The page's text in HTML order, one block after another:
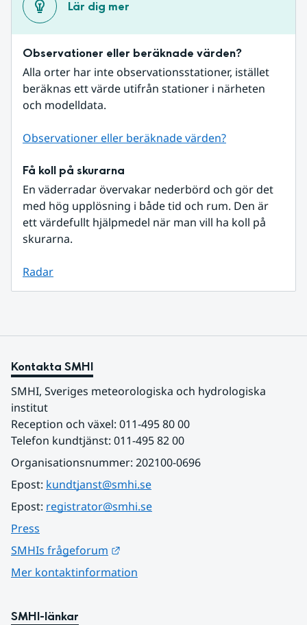
Lär dig mer
Observationer eller beräknade värden?
Alla orter har inte observationsstationer, istället
beräknas ett värde utifrån stationer i närheten
och modelldata.
Observationer eller beräknade värden?
Få koll på skurarna
En väderradar övervakar nederbörd och gör det
med hög upplösning i både tid och rum. Den är
ett värdefullt hjälpmedel när man vill ha koll på
skurarna.
Radar
Kontakta SMHI
SMHI, Sveriges meteorologiska och hydrologiska
institut
Reception och växel: 011-495 80 00
Telefon kundtjänst: 011-495 82 00
Organisationsnummer: 202100-0696
Epost: kundtjanst@smhi.se
Epost: registrator@smhi.se
Press
SMHIs frågeforum
Mer kontaktinformation
SMHI-länkar